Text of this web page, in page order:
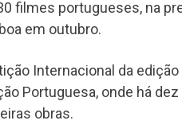
filmes portugueses, na
em outubro.
Internacional da
Portuguesa, onde há
obras.